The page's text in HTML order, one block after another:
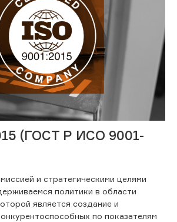
(ГОСТ Р ИСО 9001-
и стратегическими целями
политики в области
является создание и
по показателям